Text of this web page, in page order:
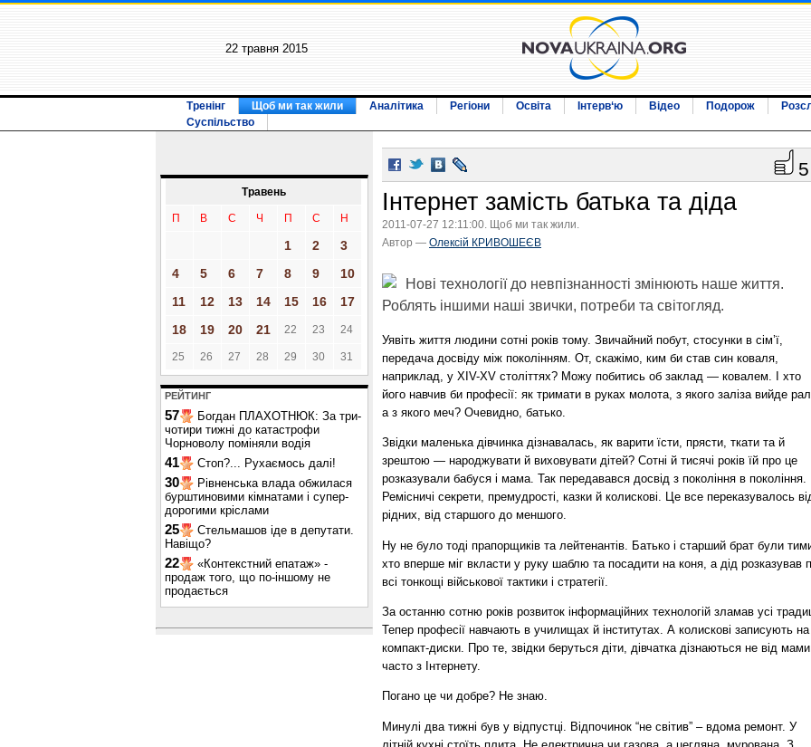
22 травня 2015
Тренінг Щоб ми так жили Аналітика Регіони Освіта Інтерв‘ю Відео Подорож
Суспільство
Травень
П В С Ч П С Н
1 2
3
4
5 6 7 8 9
10
11
12 13 14 15 16
17
18
19 20 21 22 23 24
25 26 27 28 29 30 31
РЕЙТИНГ
57
Богдан ПЛАХОТНЮК: За три-
чотири тижні до катастрофи
Чорноволу поміняли водія
41 Стоп?... Рухаємось далі!
30
Рівненська влада обжилася
бурштиновими кімнатами і супер-
дорогими кріслами
25
Стельмашов іде в депутати.
Навіщо?
22
«Контекстний епатаж» -
продаж того, що по-іншому не
продається
5
Інтернет замість батька та діда
2011-07-27 12:11:00. Щоб ми так жили.
Автор — Олексій КРИВОШЕЄВ
Нові технології до невпізнанності змінюють наше життя.
Роблять іншими наші звички, потреби та світогляд.
Уявіть життя людини сотні років тому. Звичайний побут, стосунки в сім’ї,
передача досвіду між поколінням. От, скажімо, ким би став син коваля,
наприклад, у XIV-XV століттях? Можу побитись об заклад — ковалем. І хто
його навчив би професії: як тримати в руках молота, з якого заліза вийде
а з якого меч? Очевидно, батько.
Звідки маленька дівчинка дізнавалась, як варити їсти, прясти, ткати та й
зрештою — народжувати й виховувати дітей? Сотні й тисячі років їй про це
розказували бабуся і мама. Так передавався досвід з покоління в покоління.
Ремісничі секрети, премудрості, казки й колискові. Це все переказувалось
рідних, від старшого до меншого.
Ну не було тоді прапорщиків та лейтенантів. Батько і старший брат були
хто вперше міг вкласти у руку шаблю та посадити на коня, а дід розказував
всі тонкощі військової тактики і стратегії.
За останню сотню років розвиток інформаційних технологій зламав усі
Тепер професії навчають в училищах й інститутах. А колискові записують на
компакт-диски. Про те, звідки беруться діти, дівчатка дізнаються не від
часто з Інтернету.
Погано це чи добре? Не знаю.
Минулі два тижні був у відпустці. Відпочинок “не світив” – вдома ремонт. У